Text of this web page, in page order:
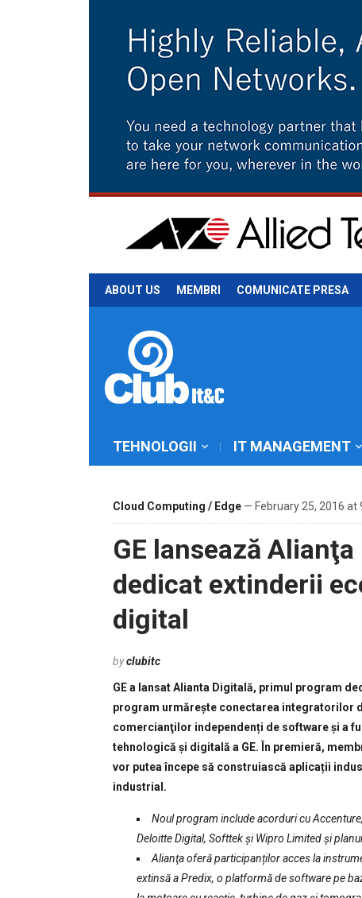
ABOUT US MEMBRI COMUNICATE PRESA
TEHNOLOGII IT MANAGEMENT
Cloud Computing / Edge — February 25, 2016 at
GE lansează
dedicat extinderii
digital
byclubitc
GE a lansat Alianta Digitală, primul program
program urmărește conectarea integratorilor
comercianţilor independenți de software și a
tehnologică și digitală a GE. În premieră,
vor putea începe să construiască aplicații
industrial.
Noul program include acorduri cu
Deloitte Digital, Softtek și Wipro Limited și
Alianţa oferă participanților acces la
extinsă a Predix, o platformă de software pe